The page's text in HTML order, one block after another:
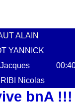
ALAIN
YANNICK
Nicolas
bnA !!!